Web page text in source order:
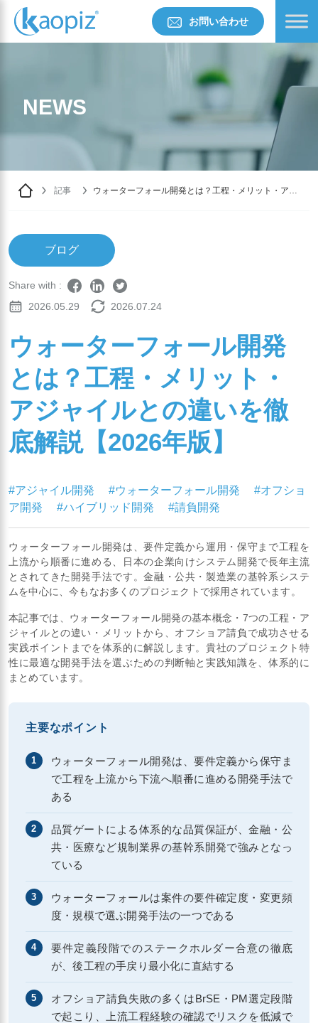
お問い合わせ
NEWS
記事
ウォーターフォール開発とは？工程・メリット・アジ
ブログ
Share with :
2026.05.29
2026.07.24
ウォーターフォール開発
とは？工程・メリット・
アジャイルとの違いを徹
底解説【2026年版】
#アジャイル開発 #ウォーターフォール開発
#オフショ
ア開発
#ハイブリッド開発 #請負開発
ウォーターフォール開発は、要件定義から運用・保守まで工程を
上流から順番に進める、日本の企業向けシステム開発で長年主流
とされてきた開発手法です。金融・公共・製造業の基幹系システ
ムを中心に、今もなお多くのプロジェクトで採用されています。
本記事では、ウォーターフォール開発の基本概念・7つの工程・ア
ジャイルとの違い・メリットから、オフショア請負で成功させる
実践ポイントまでを体系的に解説します。貴社のプロジェクト特
性に最適な開発手法を選ぶための判断軸と実践知識を、体系的に
まとめています。
主要なポイント
1
ウォーターフォール開発は、要件定義から保守ま
で工程を上流から下流へ順番に進める開発手法で
ある
2
品質ゲートによる体系的な品質保証が、金融・公
共・医療など規制業界の基幹系開発で強みとなっ
ている
3
ウォーターフォールは案件の要件確定度・変更頻
度・規模で選ぶ開発手法の一つである
4
要件定義段階でのステークホルダー合意の徹底
が、後工程の手戻り最小化に直結する
5
オフショア請負失敗の多くはBrSE・PM選定段階
で起こり、上流工程経験の確認でリスクを低減で